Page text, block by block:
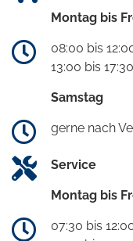
Montag bis
08:00 bis
13:00 bis
Samstag
gerne nach
Service
Montag bis
07:30 bis